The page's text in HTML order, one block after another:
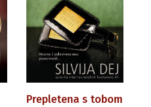
Prepletena s tobom